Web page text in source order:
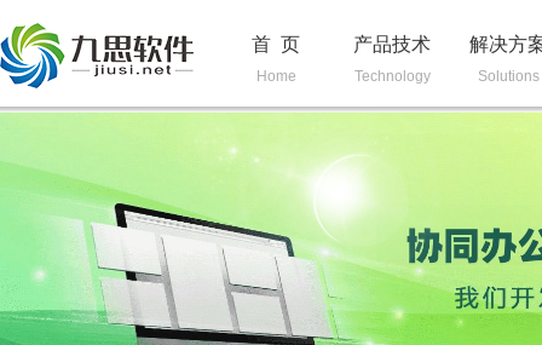
首 页
Home
产品技术
Technology
解决方
Solutions